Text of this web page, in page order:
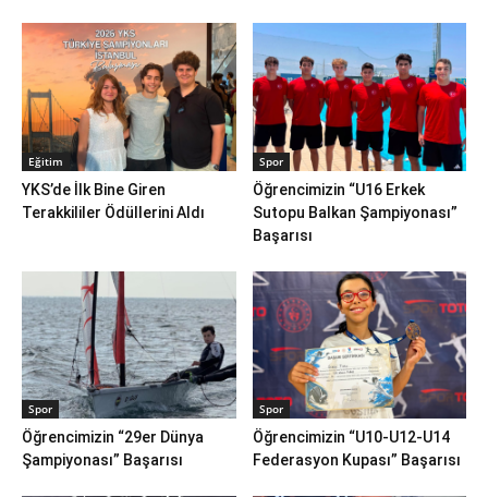
Eğitim
YKS’de İlk Bine Giren
Terakkililer Ödüllerini Aldı
Spor
Öğrencimizin “U16 Erkek
Sutopu Balkan Şampiyonası”
Başarısı
Spor
Öğrencimizin “29er Dünya
Şampiyonası” Başarısı
Spor
Öğrencimizin “U10-U12-U14
Federasyon Kupası” Başarısı